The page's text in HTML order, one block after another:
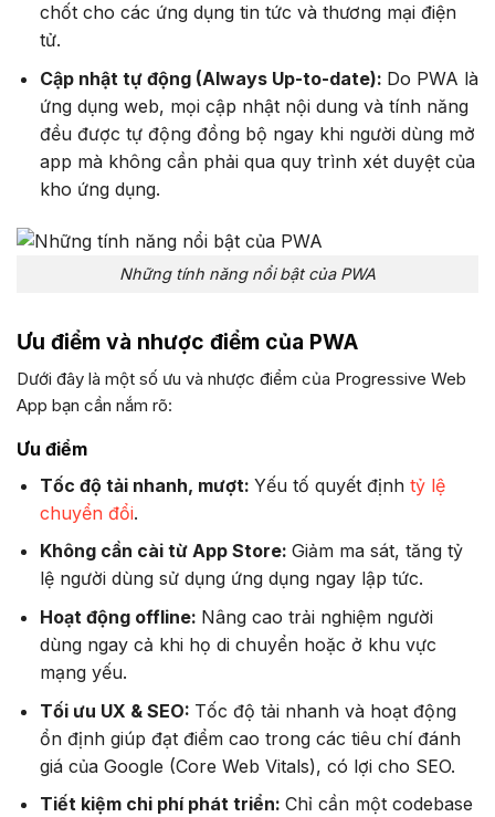
chốt cho các ứng dụng tin tức và thương mại điện
tử.
Cập nhật tự động (Always Up-to-date): Do PWA là
ứng dụng web, mọi cập nhật nội dung và tính năng
đều được tự động đồng bộ ngay khi người dùng mở
app mà không cần phải qua quy trình xét duyệt của
kho ứng dụng.
Những tính năng nổi bật của PWA
Ưu điểm và nhược điểm của PWA
Dưới đây là một số ưu và nhược điểm của Progressive Web
App bạn cần nắm rõ:
Ưu điểm
Tốc độ tải nhanh, mượt: Yếu tố quyết định tỷ lệ
chuyển đổi.
Không cần cài từ App Store: Giảm ma sát, tăng tỷ
lệ người dùng sử dụng ứng dụng ngay lập tức.
Hoạt động offline: Nâng cao trải nghiệm người
dùng ngay cả khi họ di chuyển hoặc ở khu vực
mạng yếu.
Tối ưu UX & SEO: Tốc độ tải nhanh và hoạt động
ổn định giúp đạt điểm cao trong các tiêu chí đánh
giá của Google (Core Web Vitals), có lợi cho SEO.
Tiết kiệm chi phí phát triển: Chỉ cần một codebase